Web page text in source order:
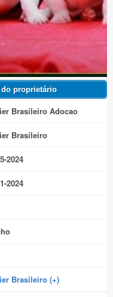
Brasileiro Adocao
Brasileiro
2024
2024
Brasileiro (+)